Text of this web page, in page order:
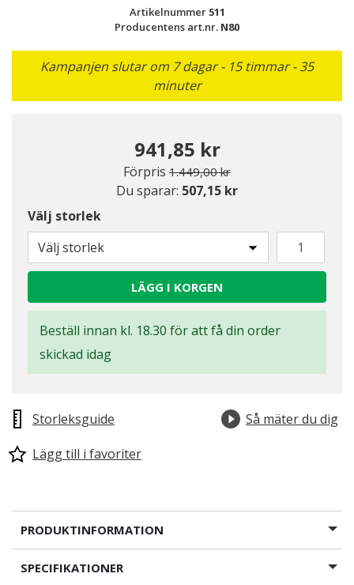
Artikelnummer 511
Producentens art.nr. N80
Kampanjen slutar om 7 dagar - 15 timmar - 35
minuter
941,85 kr
Förpris Pris nedsatt från
1.449,00 krtill
Du sparar: 507,15 kr
Välj storlek
Välj storlek
LÄGG I KORGEN
Beställ innan kl. 18.30 för att få din order
skickad idag
Storleksguide
Så mäter du dig
Lägg till i favoriter
PRODUKTINFORMATION
SPECIFIKATIONER